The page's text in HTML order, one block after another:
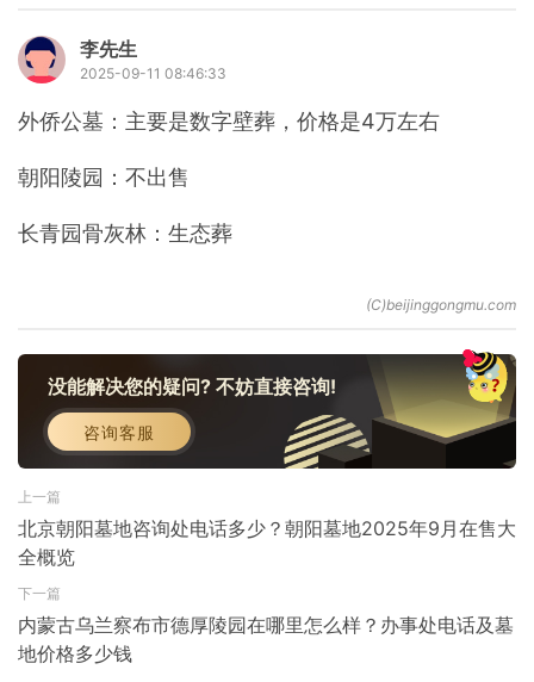
李先生
2025-09-11 08:46:33
外侨公墓：主要是数字壁葬，价格是4万左右
朝阳陵园：不出售
长青园骨灰林：生态葬
没能解决您的疑问? 不妨直接咨询!
咨询客服
上一篇
北京朝阳墓地咨询处电话多少？朝阳墓地2025年9月在售大
全概览
下一篇
内蒙古乌兰察布市德厚陵园在哪里怎么样？办事处电话及墓
地价格多少钱